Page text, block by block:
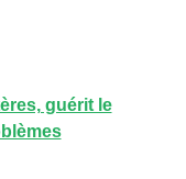
guérit le